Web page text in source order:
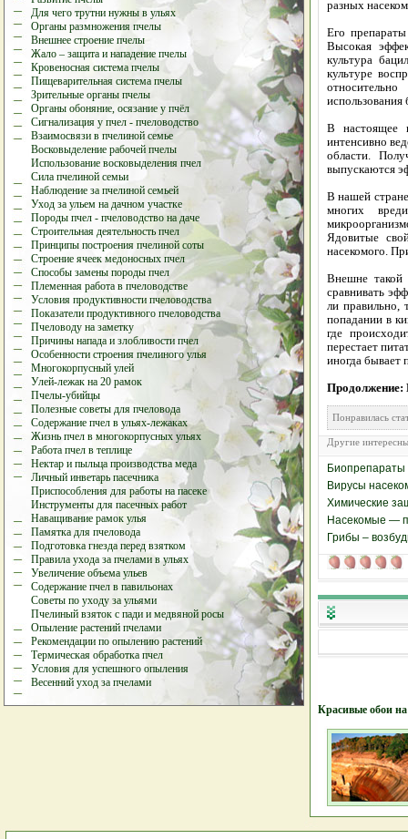
Для чего трутни нужны в ульях
Органы размножения пчелы
Внешнее строение пчелы
Жало – защита и нападение пчелы
Кровеносная система пчелы
Пищеварительная система пчелы
Зрительные органы пчелы
Органы обоняние, осязание у пчёл
Сигнализация у пчел - пчеловодство
Взаимосвязи в пчелиной семье
Восковыделение рабочей пчелы
Использование восковыделения пчел
Сила пчелиной семьи
Наблюдение за пчелиной семьей
Уход за ульем на дачном участке
Породы пчел - пчеловодство на даче
Строительная деятельность пчел
Принципы построения пчелиной соты
Строение ячеек медоносных пчел
Способы замены породы пчел
Племенная работа в пчеловодстве
Условия продуктивности пчеловодства
Показатели продуктивного пчеловодства
Пчеловоду на заметку
Причины напада и злобливости пчел
Особенности строения пчелиного улья
Многокорпусный улей
Улей-лежак на 20 рамок
Пчелы-убийцы
Полезные советы для пчеловода
Содержание пчел в ульях-лежаках
Жизнь пчел в многокорпусных ульях
Работа пчел в теплице
Нектар и пыльца производства меда
Личный инветарь пасечника
Приспособления для работы на пасеке
Инструменты для пасечных работ
Наващивание рамок улья
Памятка для пчеловода
Подготовка гнезда перед взятком
Правила ухода за пчелами в ульях
Увеличение объема ульев
Содержание пчел в павильонах
Советы по уходу за ульями
Пчелиный взяток с пади и медвяной росы
Опыление растений пчелами
Рекомендации по опылению растений
Термическая обработка пчел
Условия для успешного опыления
Весенний уход за пчелами
разных
Его
Высокая
культура
культуре
В настоящее
интенсивно
области.
выпускаются
В нашей
многих
Ядовитые
насекомого.
Внешне такой
сравнивать
ли правильно,
попадании в
где
перестает
иногда бывает
Продолжение:
Понравилась
Другие
Биопрепараты
Вирусы
Химические
Насекомые —
Грибы –
Красивые обои